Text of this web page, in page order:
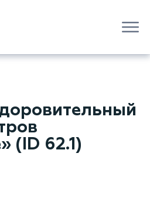
(ID 62.1)